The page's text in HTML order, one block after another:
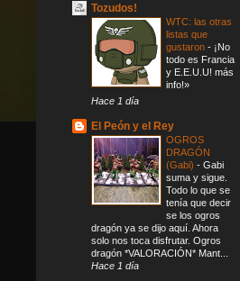
Tozudos!
WTC: las otras
listas que
gustaron - ¡No
todo es Francia
y E.E.U.U! más
info!»
Hace 1 día
El Peón y el Rey
OGROS
DRAGÓN
(Gabi) - Gabi
suma y sigue.
Todo lo que se
tenía que decir
se los ogros
dragón ya se dijo aquí. Ahora
solo nos toca disfrutar. Ogros
dragón *VALORACIÓN* Mant...
Hace 1 día